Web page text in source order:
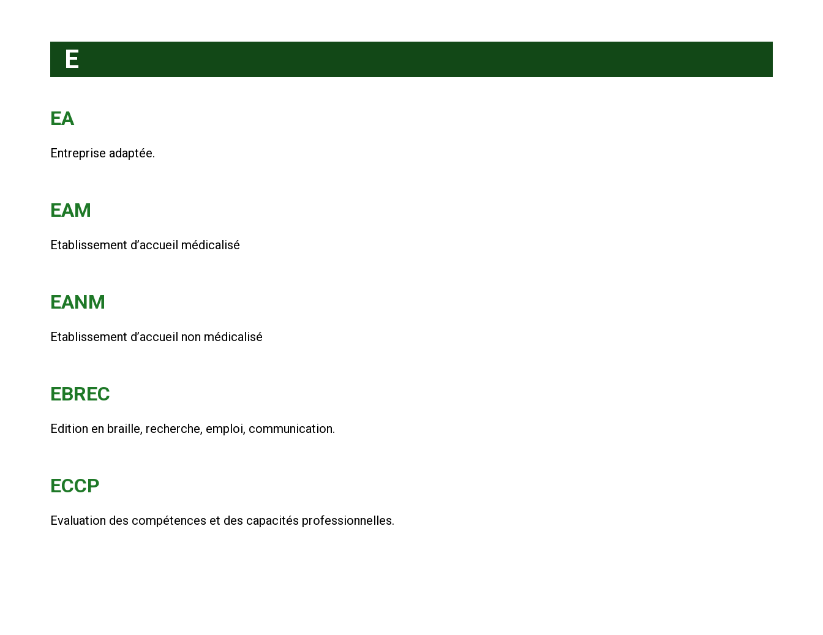
E
EA
Entreprise adaptée.
EAM
Etablissement d’accueil médicalisé
EANM
Etablissement d’accueil non médicalisé
EBREC
Edition en braille, recherche, emploi, communication.
ECCP
Evaluation des compétences et des capacités professionnelles.